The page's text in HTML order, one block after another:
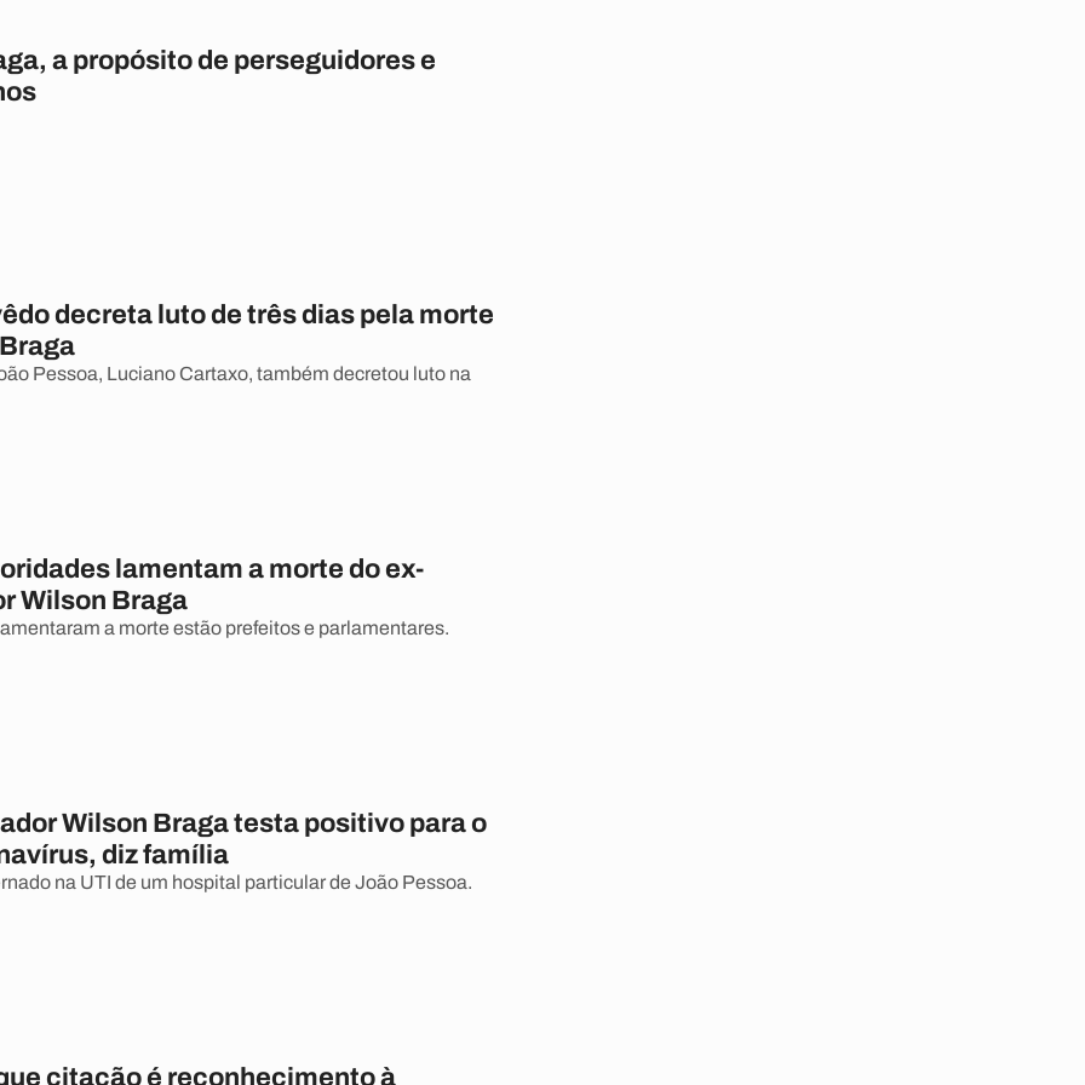
a propósito de perseguidores e
decreta luto de três dias pela morte
Pessoa, Luciano Cartaxo, também decretou luto na
lamentam a morte do ex-
Wilson Braga
a morte estão prefeitos e parlamentares.
Wilson Braga testa positivo para o
diz família
na UTI de um hospital particular de João Pessoa.
citação é reconhecimento à